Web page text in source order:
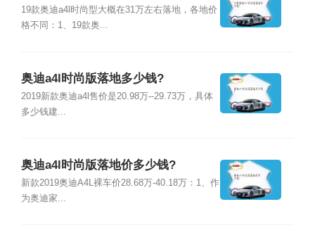
19款奥迪a4l时尚型大概在31万左右落地，各地价
格不同：1、19款奥...
奥迪a4l时尚版落地多少钱?
2019新款奥迪a4l售价是20.98万--29.73万，具体
多少钱建...
奥迪a4l时尚版落地价多少钱?
新款2019奥迪A4L裸车价28.68万-40.18万：1、作
为奥迪家...